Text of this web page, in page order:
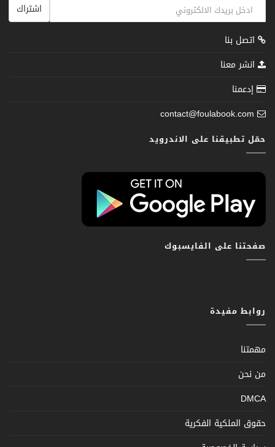
اشتراك
اتصل بنا
انشر معنا
إدعمنا
contact@foulabook.com
حمّل تطبيقنا على الاندرويد
صفحتنا على الفايسبوك
روابط مفيدة
مهمتنا
من نحن
DMCA
حقوق الملكية الفكرية